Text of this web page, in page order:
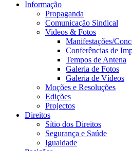
Informação
Propaganda
Comunicação Sindical
Videos & Fotos
Manifestações/
Conferências de
Tempos de Antena
Galeria de Fotos
Galeria de Vídeos
Moções e Resoluções
Edições
Projectos
Direitos
Sítio dos Direitos
Segurança e Saúde
Igualdade